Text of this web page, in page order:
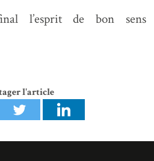
l’esprit de bon sens
l'article